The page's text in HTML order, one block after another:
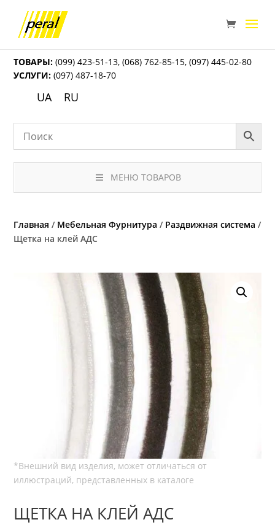
ТОВАРЫ: (099) 423-51-13,(068) 762-85-15,(097) 445-02-80
УСЛУГИ: (097) 487-18-70
UA RU
МЕНЮ ТОВАРОВ
Главная / Мебельная Фурнитура / Раздвижная система /
Щетка на клей АДС
ЩЕТКА НА КЛЕЙ АДС